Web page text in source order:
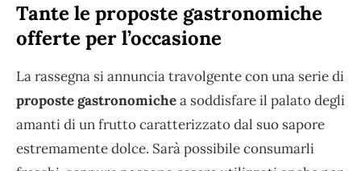
Tante le proposte gastronomiche
offerte per l’occasione
La rassegna si annuncia travolgente con una serie di
proposte gastronomichea soddisfare il palato degli
amanti di un frutto caratterizzato dal suo sapore
estremamente dolce. Sarà possibile consumarli